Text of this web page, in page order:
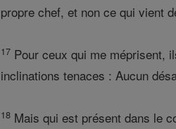
propre chef, et non ce qui vient
17 Pour ceux qui me méprisent,
inclinations tenaces : Aucun
18 Mais qui est présent dans le